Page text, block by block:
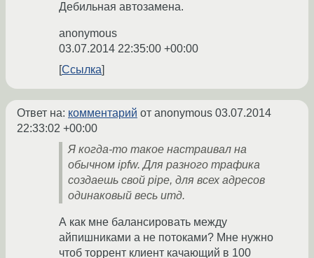
Дебильная автозамена.
anonymous
03.07.2014 22:35:00 +00:00
Ссылка
Ответ на: комментарий от anonymous 03.07.2014
22:33:02 +00:00
Я когда-то такое настраивал на
обычном ipfw. Для разного трафика
создаешь свой pipe, для всех адресов
одинаковый весь итд.
А как мне балансировать между
айпишниками а не потоками? Мне нужно
чтоб торрент клиент качающий в 100